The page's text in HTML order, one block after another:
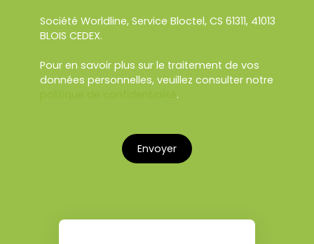
Société Worldline, Service Bloctel, CS 61311, 41013
BLOIS CEDEX.
Pour en savoir plus sur le traitement de vos
données personnelles, veuillez consulter notre
.
Envoyer